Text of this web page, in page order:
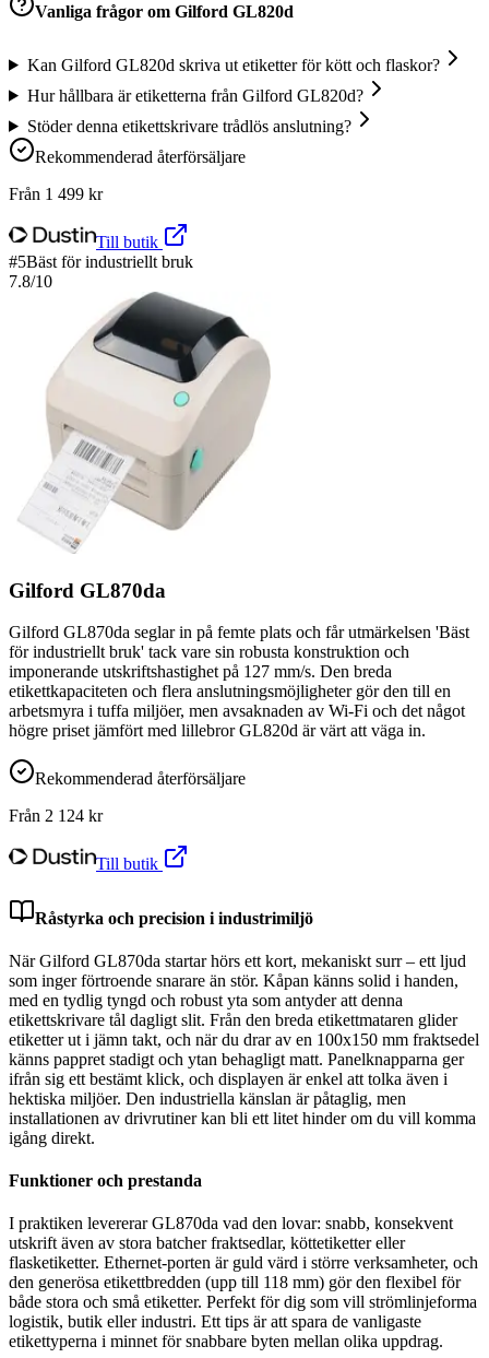
Vanliga frågor om Gilford GL820d
Kan Gilford GL820d skriva ut etiketter för kött och flaskor?
Hur hållbara är etiketterna från Gilford GL820d?
Stöder denna etikettskrivare trådlös anslutning?
Rekommenderad återförsäljare
Från 1 499 kr
Till butik
#5Bäst för industriellt bruk
7.8/10
Gilford GL870da
Gilford GL870da seglar in på femte plats och får utmärkelsen 'Bäst
för industriellt bruk' tack vare sin robusta konstruktion och
imponerande utskriftshastighet på 127 mm/s. Den breda
etikettkapaciteten och flera anslutningsmöjligheter gör den till en
arbetsmyra i tuffa miljöer, men avsaknaden av Wi-Fi och det något
högre priset jämfört med lillebror GL820d är värt att väga in.
Rekommenderad återförsäljare
Från 2 124 kr
Till butik
Råstyrka och precision i industrimiljö
När Gilford GL870da startar hörs ett kort, mekaniskt surr – ett ljud
som inger förtroende snarare än stör. Kåpan känns solid i handen,
med en tydlig tyngd och robust yta som antyder att denna
etikettskrivare tål dagligt slit. Från den breda etikettmataren glider
etiketter ut i jämn takt, och när du drar av en 100x150 mm fraktsedel
känns pappret stadigt och ytan behagligt matt. Panelknapparna ger
ifrån sig ett bestämt klick, och displayen är enkel att tolka även i
hektiska miljöer. Den industriella känslan är påtaglig, men
installationen av drivrutiner kan bli ett litet hinder om du vill komma
igång direkt.
Funktioner och prestanda
I praktiken levererar GL870da vad den lovar: snabb, konsekvent
utskrift även av stora batcher fraktsedlar, köttetiketter eller
flasketiketter. Ethernet-porten är guld värd i större verksamheter, och
den generösa etikettbredden (upp till 118 mm) gör den flexibel för
både stora och små etiketter. Perfekt för dig som vill strömlinjeforma
logistik, butik eller industri. Ett tips är att spara de vanligaste
etikettyperna i minnet för snabbare byten mellan olika uppdrag.